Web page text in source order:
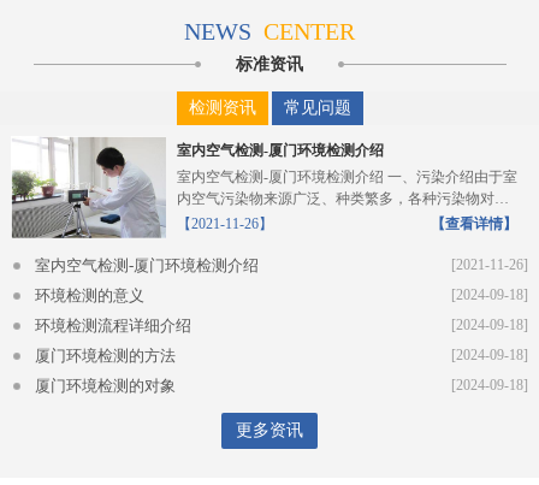
NEWS CENTER
标准资讯
检测资讯 常见问题
室内空气检测-厦门环境检测介绍
室内空气检测-厦门环境检测介绍 一、污染介绍由于室
内空气污染物来源广泛、种类繁多，各种污染物对人
体的危...
【2021-11-26】 【查看详情】
[2021-11-26]
室内空气检测-厦门环境检测介绍
[2024-09-18]
环境检测的意义
[2024-09-18]
环境检测流程详细介绍
[2024-09-18]
厦门环境检测的方法
[2024-09-18]
厦门环境检测的对象
更多资讯